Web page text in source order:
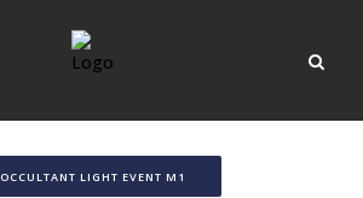
OCCULTANT LIGHT EVENT M1